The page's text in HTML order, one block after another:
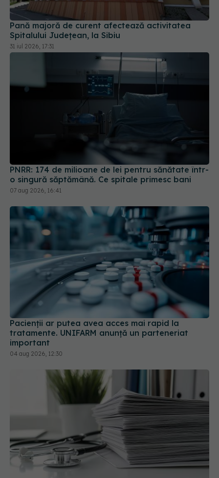
31 iul 2026, 17:31
PNRR: 174 de milioane de lei pentru sănătate într-
o singură săptămână. Ce spitale primesc bani
Pacienții ar putea avea acces mai rapid la
tratamente. UNIFARM anunță un parteneriat
important
04 aug 2026, 12:30
Mii de angajați din Sănătate ar putea primi salarii
mai mari. Sindicatele cer schimbarea legii
06 aug 2026, 19:26